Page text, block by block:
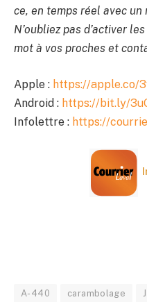
ce, en temps réel avec
N’oubliez pas d’activer
mot à vos proches et
Apple : https://apple.co/
Android : https://bit.ly/
Infolettre : https://
A-440 carambolage